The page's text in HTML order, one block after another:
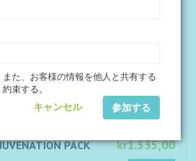
た、お客様の情報を他人と共有する
束する。
キャンセル
kr1.535,00
PACK